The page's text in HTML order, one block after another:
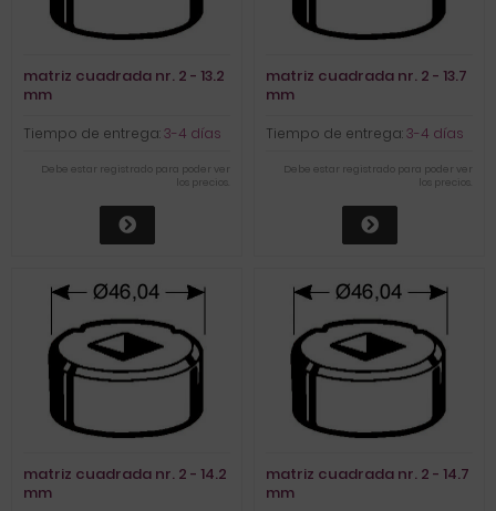
matriz cuadrada nr. 2 - 13.2
mm
Tiempo de entrega:3-4 días
Debe estar registrado para poder ver
los precios.
matriz cuadrada nr. 2 - 13.7
mm
Tiempo de entrega:3-4 días
Debe estar registrado para poder ver
los precios.
matriz cuadrada nr. 2 - 14.2
mm
matriz cuadrada nr. 2 - 14.7
mm